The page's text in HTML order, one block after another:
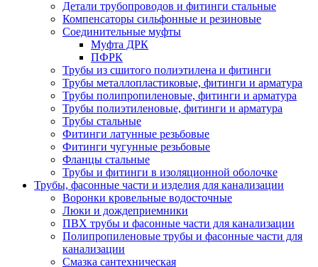
Детали трубопроводов и фитинги стальные
Компенсаторы сильфонные и резиновые
Соединительные муфты
Муфта ДРК
ПФРК
Трубы из сшитого полиэтилена и фитинги
Трубы металлопластиковые, фитинги и арматура
Трубы полипропиленовые, фитинги и арматура
Трубы полиэтиленовые, фитинги и арматура
Трубы стальные
Фитинги латунные резьбовые
Фитинги чугунные резьбовые
Фланцы стальные
Трубы и фитинги в изоляционной оболочке
Трубы, фасонные части и изделия для канализации
Воронки кровельные водосточные
Люки и дождеприемники
ПВХ трубы и фасонные части для канализации
Полипропиленовые трубы и фасонные части для
канализации
Смазка сантехническая